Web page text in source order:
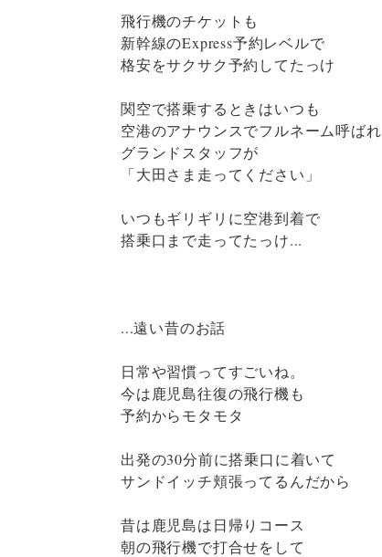
飛行機のチケットも
新幹線のExpress予約レベルで
格安をサクサク予約してたっけ
関空で搭乗するときはいつも
空港のアナウンスでフルネーム呼ばれ
グランドスタッフが
「大田さま走ってください」
いつもギリギリに空港到着で
搭乗口まで走ってたっけ...
...遠い昔のお話
日常や習慣ってすごいね。
今は鹿児島往復の飛行機も
予約からモタモタ
出発の30分前に搭乗口に着いて
サンドイッチ頬張ってるんだから
昔は鹿児島は日帰りコース
朝の飛行機で打合せをして